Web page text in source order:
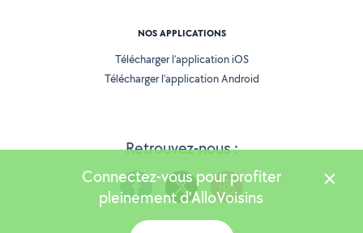
Retrouvez-nous :
NOS APPLICATIONS
Télécharger l’application iOS
Télécharger l’application Android
Connectez-vous pour profiter
pleinement d'AlloVoisins